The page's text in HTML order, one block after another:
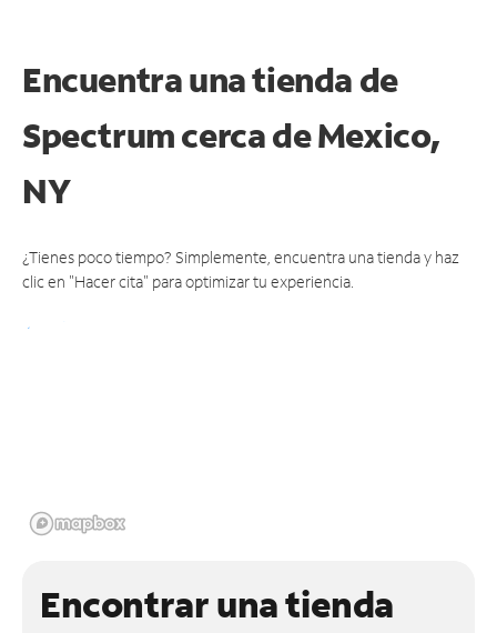
Encuentra una tienda de
Spectrumcerca de Mexico,
NY
¿Tienes poco tiempo? Simplemente, encuentra una tienda y haz
clic en "Hacer cita" para optimizar tu experiencia.
Encontrar una tienda